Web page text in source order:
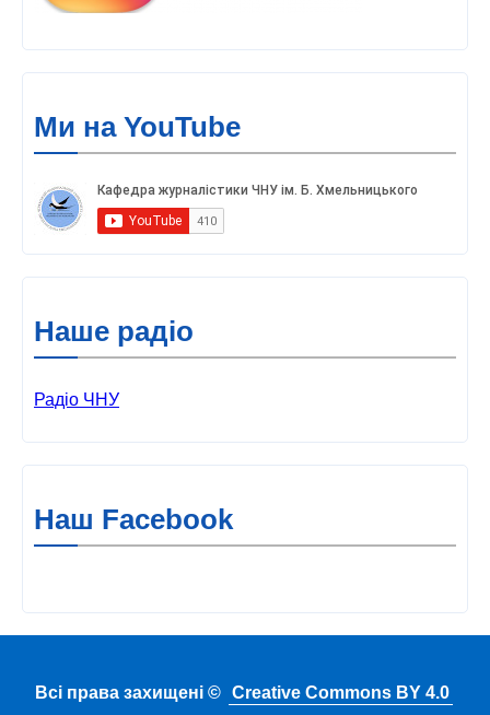
Ми на YouTube
Наше радіо
Радіо ЧНУ
Наш Facebook
Всі права захищені © Creative Commons BY 4.0